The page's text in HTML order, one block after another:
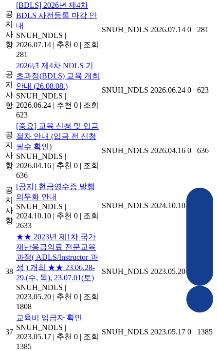
공
지
사
항
[BDLS] 2026년 제4차
BDLS 사전등록 마감 안
내
SNUH_NDLS |
2026.07.14 | 추천 0 | 조회
281
SNUH_NDLS 2026.07.14 0 281
공
지
사
항
2026년 제4차 NDLS 기
초과정(BDLS) 교육 개최
안내 (26.08.08.)
SNUH_NDLS |
2026.06.24 | 추천 0 | 조회
623
SNUH_NDLS 2026.06.24 0 623
공
지
사
항
[중요] 교육 신청 및 입금
절차 안내 (입금 전 신청
필수 확인)
SNUH_NDLS |
2026.04.16 | 추천 0 | 조회
636
SNUH_NDLS 2026.04.16 0 636
공
지
사
항
[공지] 현금영수증 발행
의무화 안내
SNUH_NDLS |
2024.10.10 | 추천 0 | 조회
2633
SNUH_NDLS 2024.10.10
38
★★ 2023년 제1차 국가
재난응급의료 전문교육
과정( ADLS/Instructor 과
정 ) 개최 ★★ 23.06.28-
29.(수, 목), 23.07.01(토)
SNUH_NDLS |
2023.05.20 | 추천 0 | 조회
1808
SNUH_NDLS 2023.05.20
37
교육비 입금자 확인
SNUH_NDLS |
2023.05.17 | 추천 0 | 조회
1385
SNUH_NDLS 2023.05.17 0 1385